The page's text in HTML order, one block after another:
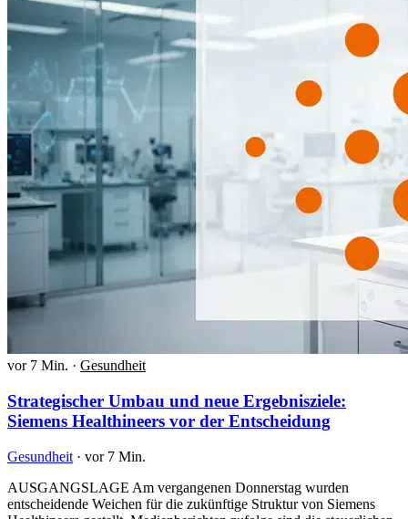
vor 7 Min. · Gesundheit
Strategischer Umbau und neue Ergebnisziele:
Siemens Healthineers vor der Entscheidung
Gesundheit · vor 7 Min.
AUSGANGSLAGE Am vergangenen Donnerstag wurden
entscheidende Weichen für die zukünftige Struktur von Siemens